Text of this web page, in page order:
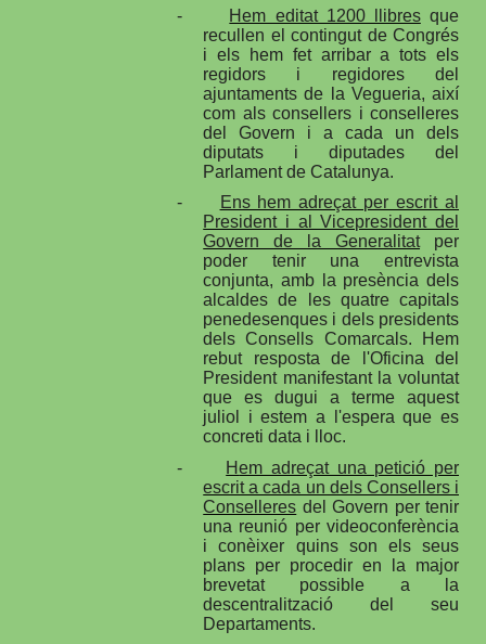
-
Hem editat 1200 llibresque
recullen el contingut de Congrés
i els hem fet arribar a tots els
regidors i regidores del
ajuntaments de la Vegueria, així
com als consellers i conselleres
del Govern i a cada un dels
diputats i diputades del
Parlament de Catalunya.
-
Ens hem adreçat per escrit al
President i al Vicepresident del
Govern de la Generalitatper
poder tenir una entrevista
conjunta, amb la presència dels
alcaldes de les quatre capitals
penedesenques i dels presidents
dels Consells Comarcals. Hem
rebut resposta de l'Oficina del
President manifestant la voluntat
que es dugui a terme aquest
juliol i estem a l'espera que es
concreti data i lloc.
-
Hem adreçat una petició per
escrit a cada un dels Consellers i
Conselleres del Govern per tenir
una reunió per videoconferència
i conèixer quins son els seus
plans per procedir en la major
brevetat possible a la
descentralització del seu
Departaments.